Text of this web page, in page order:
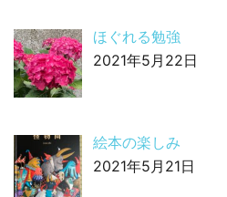
ほぐれる勉強
2021年5月22日
絵本の楽しみ
2021年5月21日